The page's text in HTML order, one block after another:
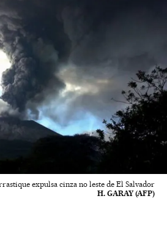
expulsa cinza no leste de El Salvador
H. GARAY (AFP)